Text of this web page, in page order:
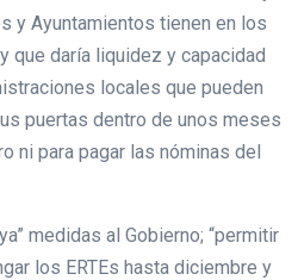
y Ayuntamientos tienen en los
que daría liquidez y capacidad
locales que pueden
puertas dentro de unos meses
ni para pagar las nóminas del
medidas al Gobierno; “permitir
los ERTEs hasta diciembre y